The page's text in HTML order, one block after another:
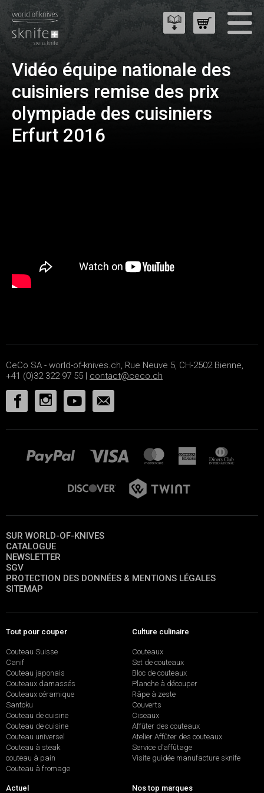
Vidéo équipe nationale des
cuisiniers remise des prix
olympiade des cuisiniers
Erfurt 2016
CeCo SA - world-of-knives.ch, Rue Neuve 5, CH-2502 Bienne,
+41 (0)32 322 97 55 | contact@ceco.ch
SUR WORLD-OF-KNIVES
CATALOGUE
NEWSLETTER
SGV
PROTECTION DES DONNÉES & MENTIONS LÉGALES
SITEMAP
Tout pour couper
Couteau Suisse
Canif
Couteau japonais
Couteaux damassés
Couteaux céramique
Santoku
Couteau de cuisine
Couteau de cuisine
Couteau universel
Couteau à steak
couteau à pain
Couteau à fromage
Culture culinaire
Couteaux
Set de couteaux
Bloc de couteaux
Planche à découper
Râpe à zeste
Couverts
Ciseaux
Affûter des couteaux
Atelier Affûter des couteaux
Service d’affûtage
Visite guidée manufacture sknife
Actuel Nos top marques